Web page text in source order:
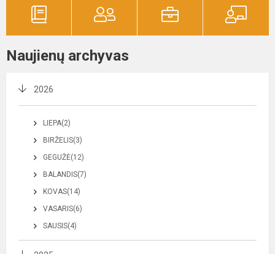
Naujienų archyvas
2026
LIEPA(2)
BIRŽELIS(3)
GEGUŽĖ(12)
BALANDIS(7)
KOVAS(14)
VASARIS(6)
SAUSIS(4)